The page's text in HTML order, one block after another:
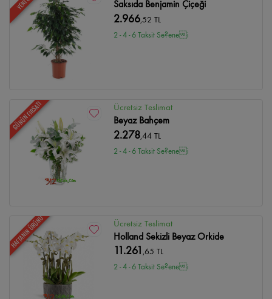
Saksıda Benjamin Çiçeği
2.966,52 TL
2 - 4 - 6 Taksit Se?enei
GÜNÜN FIRSATI Ücretsiz Teslimat
Beyaz Bahçem
2.278,44 TL
2 - 4 - 6 Taksit Se?enei
HAFTANIN ÜRÜNÜ Ücretsiz Teslimat
Holland Sekizli Beyaz Orkide
11.261 ,65 TL
2 - 4 - 6 Taksit Se?enei